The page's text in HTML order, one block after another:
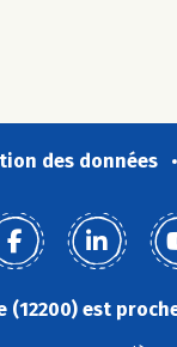
des données
est